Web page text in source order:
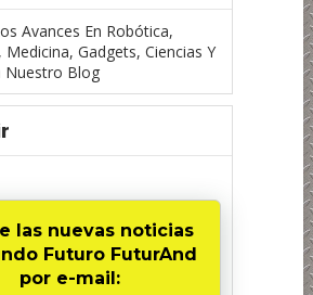
Avances En Robótica,
Gadgets, Ciencias Y
Nuestro Blog
las nuevas noticias
Futuro FuturAnd
por e-mail: